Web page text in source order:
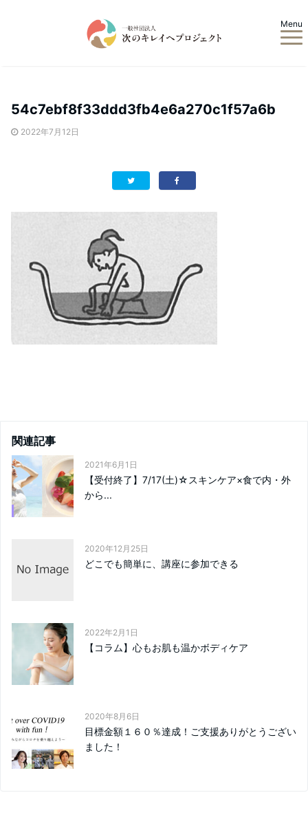
Menu
54c7ebf8f33ddd3fb4e6a270c1f57a6b
2022年7月12日
関連記事
2021年6月1日
【受付終了】7/17(土)☆スキンケア×食で内・外
から...
2020年12月25日
どこでも簡単に、講座に参加できる
2022年2月1日
【コラム】心もお肌も温かボディケア
2020年8月6日
目標金額１６０％達成！ご支援ありがとうござい
ました！